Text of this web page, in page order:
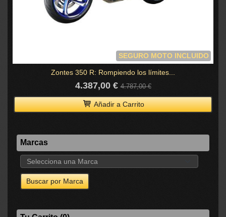
Marcas
SEGURO MOTO INCLUIDO
Zontes 350 R: Rompiendo los límites...
4.387,00 €4.787,00 €
Añadir a Carrito